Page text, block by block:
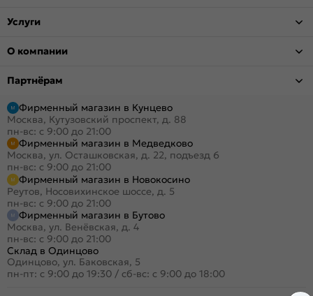
Услуги
О компании
Партнёрам
Фирменный магазин в Кунцево
Москва, Кутузовский проспект, д. 88
пн-вс: с 9:00 до 21:00
Фирменный магазин в Медведково
Москва, ул. Осташковская, д. 22, подъезд 6
пн-вс: с 9:00 до 21:00
Фирменный магазин в Новокосино
Реутов, Носовихинское шоссе, д. 5
пн-вс: с 9:00 до 21:00
Фирменный магазин в Бутово
Москва, ул. Венёвская, д. 4
пн-вс: с 9:00 до 21:00
Склад в Одинцово
Одинцово, ул. Баковская, 5
пн-пт: с 9:00 до 19:30 / сб-вс: с 9:00 до 18:00